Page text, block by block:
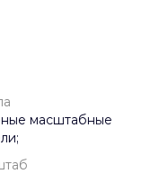
масштабные